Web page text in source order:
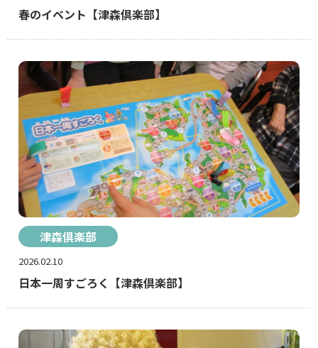
春のイベント【津森倶楽部】
津森倶楽部
2026.02.10
日本一周すごろく【津森倶楽部】